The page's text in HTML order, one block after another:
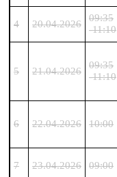
4 20.04.2026
09:35
-11:10
5 21.04.2026
09:35
-11:10
6 22.04.2026 10:00
7 23.04.2026 09:00